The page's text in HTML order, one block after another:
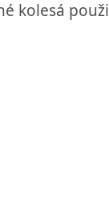
kolesá